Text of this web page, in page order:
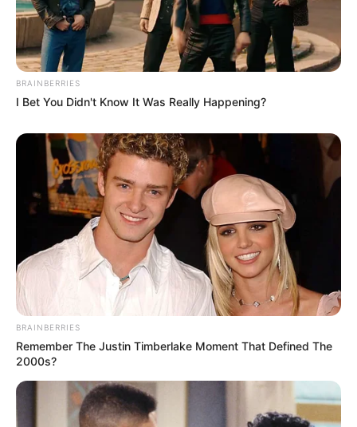
BRAINBERRIES
I Bet You Didn't Know It Was Really Happening?
BRAINBERRIES
Remember The Justin Timberlake Moment That Defined The
2000s?